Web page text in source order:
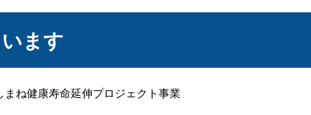
ます
ね健康寿命延伸プロジェクト事業